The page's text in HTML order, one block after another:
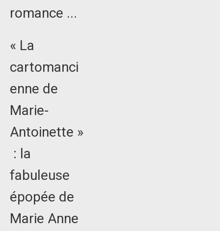
romance ...
« La
cartomanci
enne de
Marie-
Antoinette »
: la
fabuleuse
épopée de
Marie Anne